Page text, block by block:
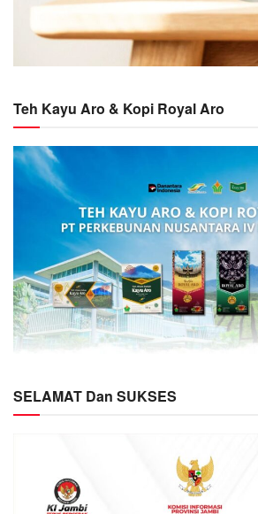
Teh Kayu Aro & Kopi Royal Aro
SELAMAT Dan SUKSES